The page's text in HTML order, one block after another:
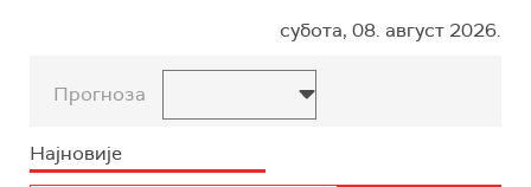
субота, 08. август 2026.
Прогноза
Најновије